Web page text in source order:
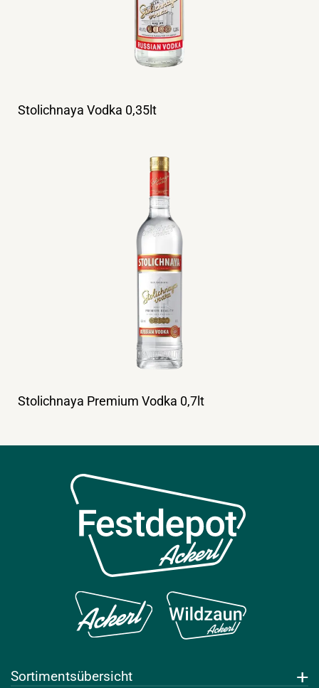
Stolichnaya Vodka 0,35lt
Stolichnaya Premium Vodka 0,7lt
Sortimentsübersicht